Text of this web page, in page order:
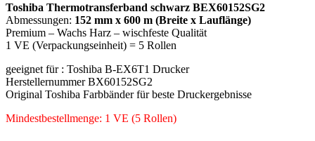
Toshiba Thermotransferband schwarz BEX60152SG2
Abmessungen: 152 mm x 600 m (Breite x Lauflänge)
Premium – Wachs Harz – wischfeste Qualität
1 VE (Verpackungseinheit) = 5 Rollen
geeignet für : Toshiba B-EX6T1 Drucker
Herstellernummer BX60152SG2
Original Toshiba Farbbänder für beste Druckergebnisse
Mindestbestellmenge: 1 VE (5 Rollen)